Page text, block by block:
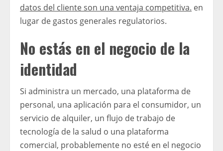
datos del cliente son una ventaja competitiva. en
lugar de gastos generales regulatorios.
No estás en el negocio de la
identidad
Si administra un mercado, una plataforma de
personal, una aplicación para el consumidor, un
servicio de alquiler, un flujo de trabajo de
tecnología de la salud o una plataforma
comercial, probablemente no esté en el negocio